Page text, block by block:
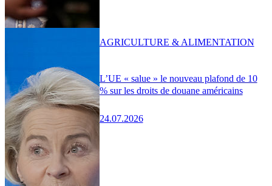
L’UE « salue » le nouveau plafond de 10
% sur les droits de douane américains
24.07.2026
AGRICULTURE & ALIMENTATION